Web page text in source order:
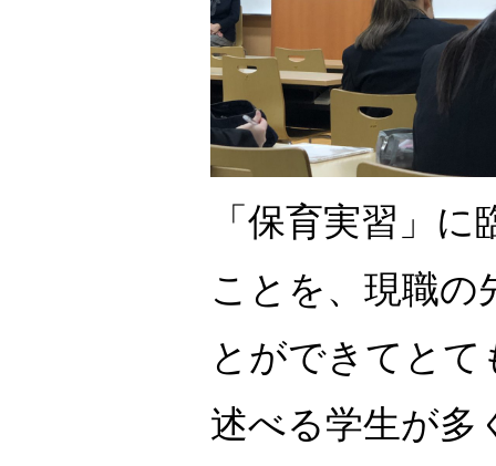
「保育実習」
ことを、現職の
とができてと
述べる学生が多